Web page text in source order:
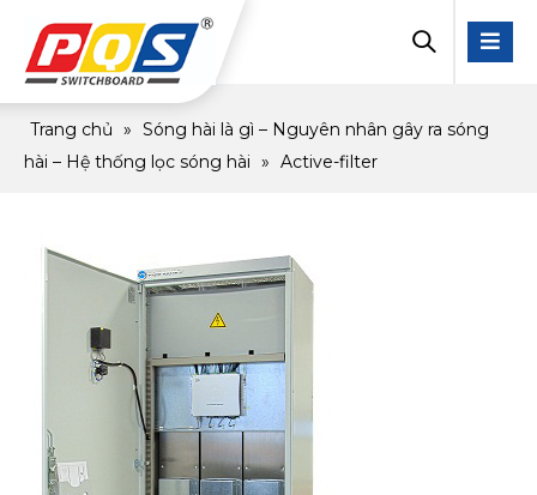
Trang chủ » Sóng hài là gì – Nguyên nhân gây ra sóng
hài – Hệ thống lọc sóng hài » Active-filter